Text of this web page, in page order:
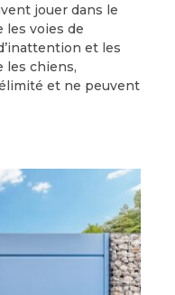
jouer dans le
les voies de
et les
les chiens,
et ne peuvent